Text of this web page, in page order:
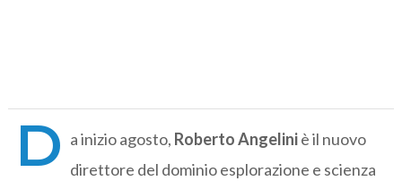
D a inizio agosto, Roberto Angeliniè il nuovo
direttore del dominio esplorazione e scienza